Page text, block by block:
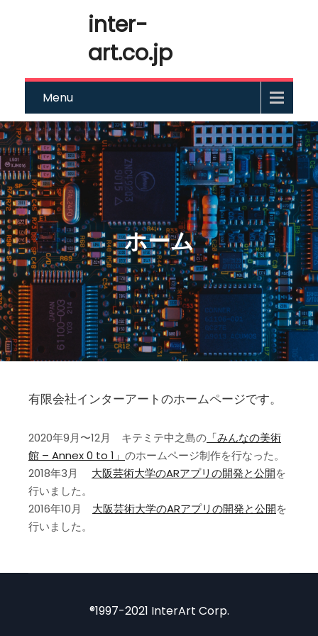
inter-
art.co.jp
Menu
ホーム
有限会社インターアートのホームページです。
2020年9月〜12月 キテミテ中之島の 「みんなの美術
館 – Annex 0 to 1」 のホームページ制作を行なった。
2018年3月 大阪芸術大学のARアプリの開発と公開を
行いました。
2016年10月 大阪芸術大学のARアプリの開発と公開を
行いました。
®1997-2021 InterArt Corp.